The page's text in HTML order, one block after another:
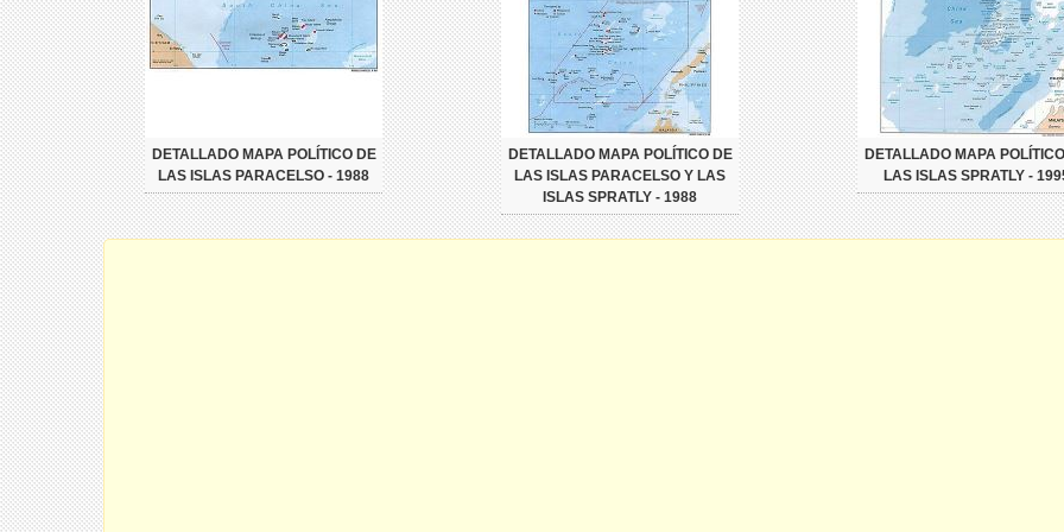
DETALLADO MAPA POLÍTICO DE
LAS ISLAS PARACELSO - 1988
DETALLADO MAPA POLÍTICO DE
LAS ISLAS PARACELSO Y LAS
ISLAS SPRATLY - 1988
DETALLADO MAPA
LAS ISLAS SPRATLY -